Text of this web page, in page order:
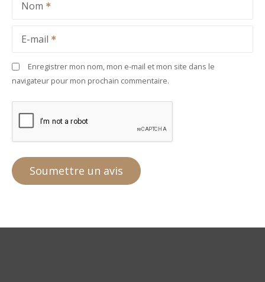
Nom
E-mail
Enregistrer mon nom, mon e-mail et mon site dans le
navigateur pour mon prochain commentaire.